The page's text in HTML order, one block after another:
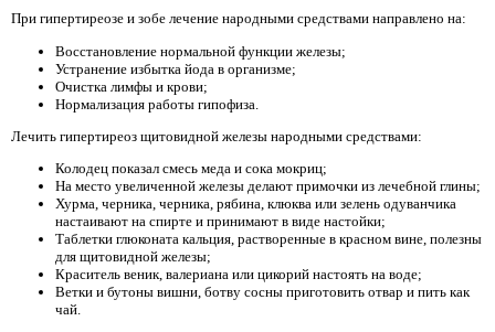
При гипертиреозе и зобе лечение народными средствами направлено на:
Восстановление нормальной функции железы;
Устранение избытка йода в организме;
Очистка лимфы и крови;
Нормализация работы гипофиза.
Лечить гипертиреоз щитовидной железы народными средствами:
Колодец показал смесь меда и сока мокриц;
На место увеличенной железы делают примочки из лечебной глины;
Хурма, черника, черника, рябина, клюква или зелень одуванчика
настаивают на спирте и принимают в виде настойки;
Таблетки глюконата кальция, растворенные в красном вине, полезны
для щитовидной железы;
Краситель веник, валериана или цикорий настоять на воде;
Ветки и бутоны вишни, ботву сосны приготовить отвар и пить как
чай.